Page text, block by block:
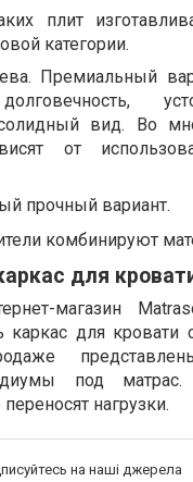
плит
категории.
Премиальный
вид. Во
от
прочный вариант.
комбинируют
для
магазин
каркас для кровати
под
нагрузки.
на наші джерела